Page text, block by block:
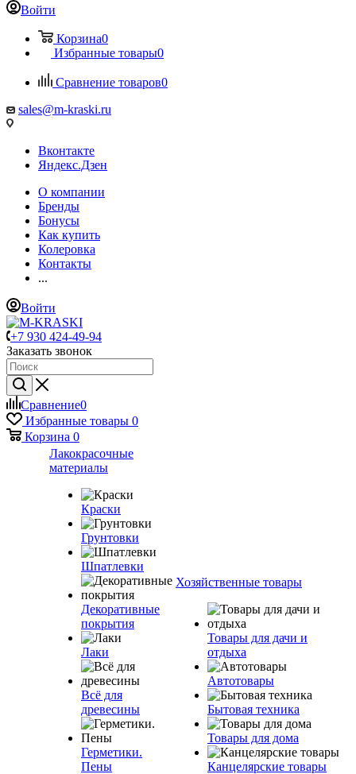
Войти
Корзина0
Избранные товары0
Сравнение товаров0
sales@m-kraski.ru
Вконтакте
Яндекс.Дзен
О компании
Бренды
Бонусы
Как купить
Колеровка
Контакты
...
Войти
+7 930 424-49-94
Заказать звонок
Сравнение0
Избранные товары 0
Корзина 0
Лакокрасочные
материалы
Краски
Грунтовки
Шпатлевки
Декоративные
покрытия
Лаки
Всё для
древесины
Герметики.
Пены
Хозяйственные товары
Товары для дачи и
отдыха
Автотовары
Бытовая техника
Товары для дома
Канцелярские товары